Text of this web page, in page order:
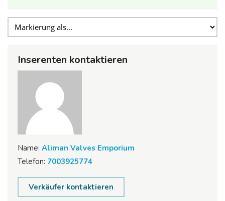
Inserenten kontaktieren
Name: Aliman Valves Emporium
Telefon: 7003925774
Verkäufer kontaktieren